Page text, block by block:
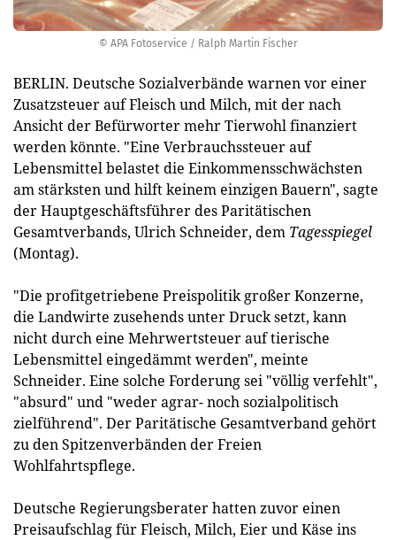
© APA Fotoservice / Ralph Martin Fischer
BERLIN. Deutsche Sozialverbände warnen vor einer
Zusatzsteuer auf Fleisch und Milch, mit der nach
Ansicht der Befürworter mehr Tierwohl finanziert
werden könnte. "Eine Verbrauchssteuer auf
Lebensmittel belastet die Einkommensschwächsten
am stärksten und hilft keinem einzigen Bauern", sagte
der Hauptgeschäftsführer des Paritätischen
Gesamtverbands, Ulrich Schneider, dem Tagesspiegel
(Montag).
"Die profitgetriebene Preispolitik großer Konzerne,
die Landwirte zusehends unter Druck setzt, kann
nicht durch eine Mehrwertsteuer auf tierische
Lebensmittel eingedämmt werden", meinte
Schneider. Eine solche Forderung sei "völlig verfehlt",
"absurd" und "weder agrar- noch sozialpolitisch
zielführend". Der Paritätische Gesamtverband gehört
zu den Spitzenverbänden der Freien
Wohlfahrtspflege.
Deutsche Regierungsberater hatten zuvor einen
Preisaufschlag für Fleisch, Milch, Eier und Käse ins